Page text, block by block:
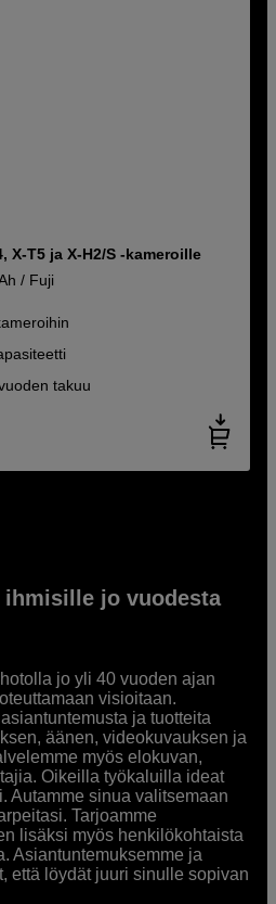
X-T5 ja X-H2/S -kameroille
/ Fuji
takuu
jo vuodesta
jo yli 40 vuoden ajan
visioitaan.
ja tuotteita
äänen, videokuvauksen ja
myös elokuvan,
Oikeilla työkaluilla ideat
Autamme sinua valitsemaan
Tarjoamme
lisäksi myös henkilökohtaista
Asiantuntemuksemme ja
että löydät juuri sinulle sopivan